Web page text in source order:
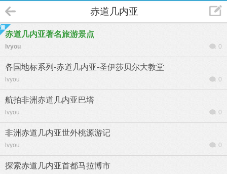
赤道几内亚
赤道几内亚著名旅游景点
lvyou 0
各国地标系列-赤道几内亚-圣伊莎贝尔大教堂
lvyou 0
航拍非洲赤道几内亚巴塔
lvyou 0
非洲赤道几内亚世外桃源游记
lvyou 0
探索赤道几内亚首都马拉博市